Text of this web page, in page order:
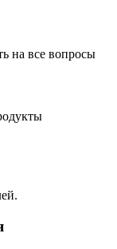
на все вопросы